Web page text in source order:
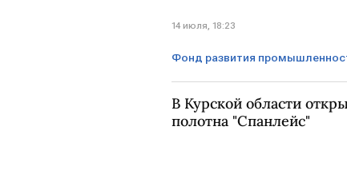
14 июля, 18:23
Фонд развития
КУРСК
В Курской области
полотна "Спанлейс"